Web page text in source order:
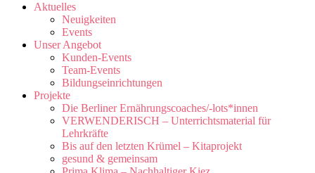
Aktuelles
Neuigkeiten
Events
Unser Angebot
Kunden-Events
Team-Events
Bildungseinrichtungen
Projekte
Die Berliner Ernährungscoaches/-lots*innen
VERWENDERISCH – Unterrichtsmaterial für
Lehrkräfte
Bis auf den letzten Krümel – Kitaprojekt
gesund & gemeinsam